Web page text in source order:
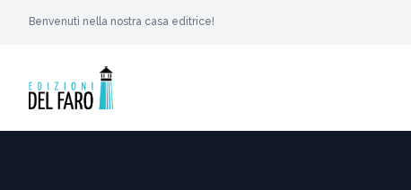
Benvenuti nella nostra casa editrice!